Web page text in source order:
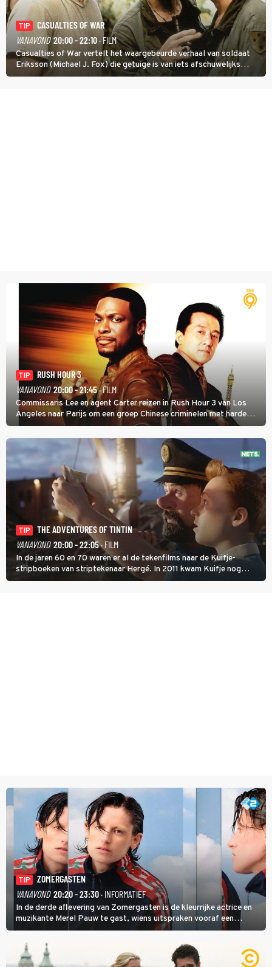
TIP
CASUALTIES OF WAR
VANAVOND 20:00 - 22:10· FILM
Casualties of War vertelt het waargebeurde verhaal van soldaat
Eriksson (Michael J. Fox) die getuige is van iets afschuwelijks
tijdens de Vietnamoorlog. Hij besluit uit de school te klappen.
TIP
RUSH HOUR 3
VANAVOND 20:00 - 21:45· FILM
Commissaris Lee en agent Carter reizen in Rush Hour 3 van Los
Angeles naar Parijs om een groep Chinese criminelen met harde
hand aan te pakken.
TIP
THE ADVENTURES OF TINTIN
VANAVOND 20:00 - 22:05· FILM
In de jaren 60 en 70 waren er al de tekenfilms naar de Kuifje-
stripboeken van striptekenaar Hergé. In 2011 kwam Kuifje nog
meer tot leven in The Adventures of Tintin van Steven Spielberg.
TIP
ZOMERGASTEN
VANAVOND 20:20 - 23:30· INFORMATIEF
In de derde aflevering van Zomergasten is de kleurrijke actrice en
muzikante Merel Pauw te gast, wiens uitspraken vooraf een
boeiende avond beloven: 'Mijn ideale televisieavond is zoals mijn
identiteit: grenzeloos, absurd en vol angsten'.